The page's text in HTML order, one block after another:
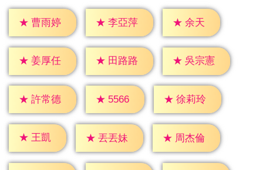
★ 曹雨婷 ★ 李亞萍 ★ 余天
★ 姜厚任 ★ 田路路 ★ 吳宗憲
★ 許常德 ★ 5566 ★ 徐莉玲
★ 王凱 ★ 丟丟妹 ★ 周杰倫